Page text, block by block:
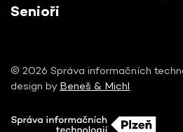
Senioři
© 2026 Správa informačních
design by Beneš & Michl